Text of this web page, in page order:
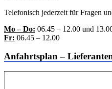
Telefonisch jederzeit für Fragen
Mo – Do: 06.45 – 12.00 und
Fr: 06.45 – 12.00
Anfahrtsplan –